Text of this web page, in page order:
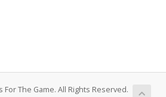
The Game. All Rights Reserved.